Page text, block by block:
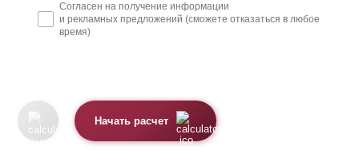
Согласен на получение информации
и рекламных предложений (сможете отказаться в любое
время)
Начать расчет